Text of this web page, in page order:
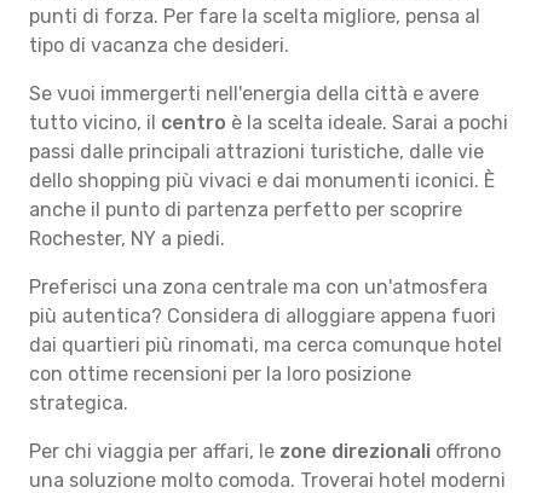
punti di forza. Per fare la scelta migliore, pensa al
tipo di vacanza che desideri.
Se vuoi immergerti nell'energia della città e avere
tutto vicino, il centro è la scelta ideale. Sarai a pochi
passi dalle principali attrazioni turistiche, dalle vie
dello shopping più vivaci e dai monumenti iconici. È
anche il punto di partenza perfetto per scoprire
Rochester, NY a piedi.
Preferisci una zona centrale ma con un'atmosfera
più autentica? Considera di alloggiare appena fuori
dai quartieri più rinomati, ma cerca comunque hotel
con ottime recensioni per la loro posizione
strategica.
Per chi viaggia per affari, le zone direzionali offrono
una soluzione molto comoda. Troverai hotel moderni